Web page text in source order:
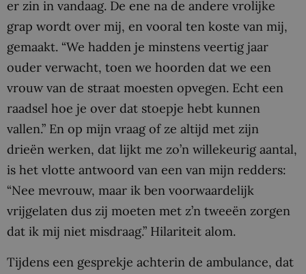
er zin in vandaag. De ene na de andere vrolijke
grap wordt over mij, en vooral ten koste van mij,
gemaakt. “We hadden je minstens veertig jaar
ouder verwacht, toen we hoorden dat we een
vrouw van de straat moesten opvegen. Echt een
raadsel hoe je over dat stoepje hebt kunnen
vallen.” En op mijn vraag of ze altijd met zijn
drieën werken, dat lijkt me zo’n willekeurig aantal,
is het vlotte antwoord van een van mijn redders:
“Nee mevrouw, maar ik ben voorwaardelijk
vrijgelaten dus zij moeten met z’n tweeën zorgen
dat ik mij niet misdraag.” Hilariteit alom.
Tijdens een gesprekje achterin de ambulance, dat